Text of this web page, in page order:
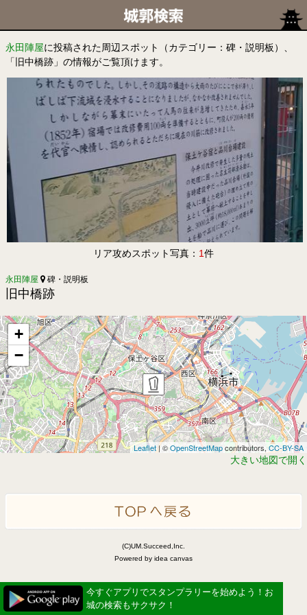
永田陣屋に投稿された周辺スポット（カテゴリー：碑・説明板）、
「旧中橋跡」の情報がご覧頂けます。
リア攻めスポット写真： 1件
永田陣屋 碑・説明板
旧中橋跡
+
−
Leaflet| ©OpenStreetMapcontributors,CC-BY-SA
大きい地図で開く
(C)UM.Succeed,Inc.
Powered by idea canvas
今すぐアプリでスタンプラリーを始めよう！お
城の検索もサクサク！